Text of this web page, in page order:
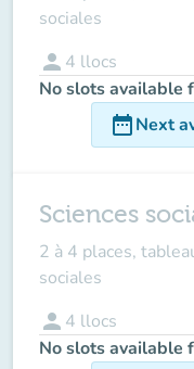
sociales
person 4 llocs
No slots available
date_rangeNext
Sciences
2 à 4 places,
sociales
person 4 llocs
No slots available